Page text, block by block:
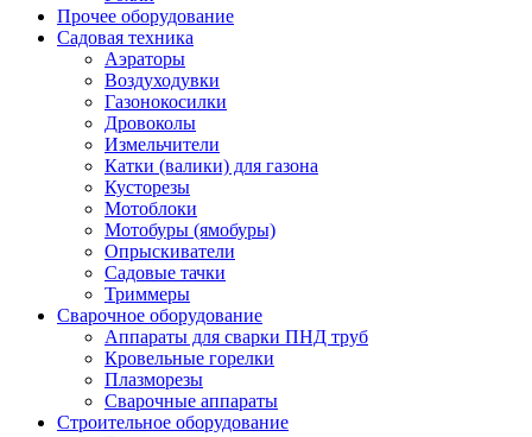
Прочее оборудование
Садовая техника
Аэраторы
Воздуходувки
Газонокосилки
Дровоколы
Измельчители
Катки (валики) для газона
Кусторезы
Мотоблоки
Мотобуры (ямобуры)
Опрыскиватели
Садовые тачки
Триммеры
Сварочное оборудование
Аппараты для сварки ПНД труб
Кровельные горелки
Плазморезы
Сварочные аппараты
Строительное оборудование